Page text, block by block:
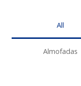
All
Almofadas